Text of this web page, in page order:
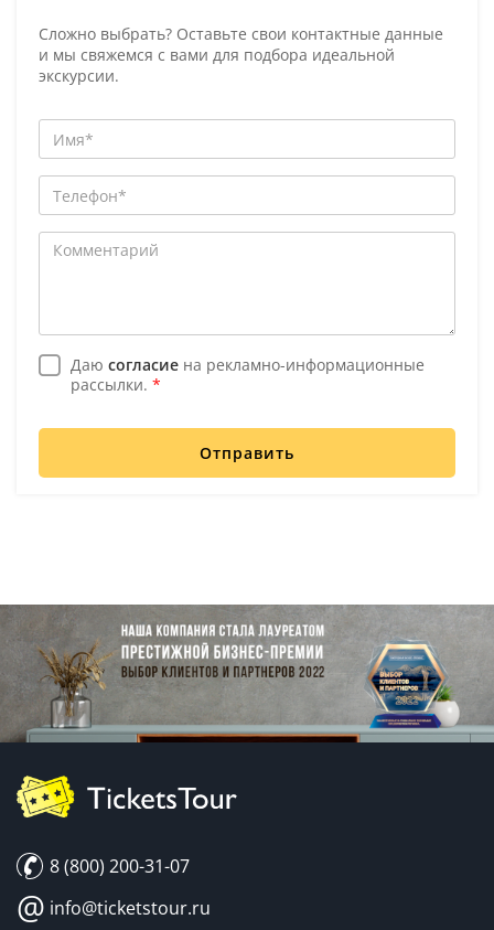
Сложно выбрать? Оставьте свои контактные данные
и мы свяжемся с вами для подбора идеальной
экскурсии.
Даю согласие на рекламно-информационные
рассылки. *
Отправить
8 (800) 200-31-07
@ info@ticketstour.ru